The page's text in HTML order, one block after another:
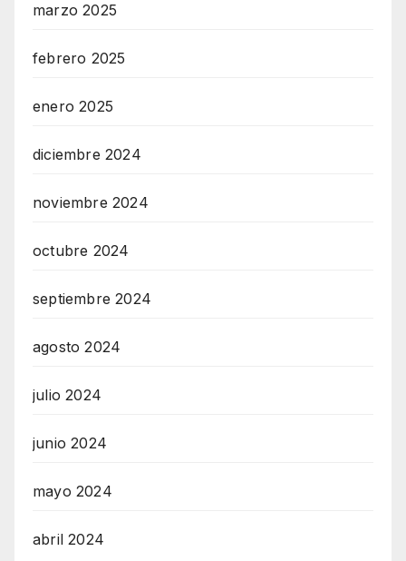
marzo 2025
febrero 2025
enero 2025
diciembre 2024
noviembre 2024
octubre 2024
septiembre 2024
agosto 2024
julio 2024
junio 2024
mayo 2024
abril 2024